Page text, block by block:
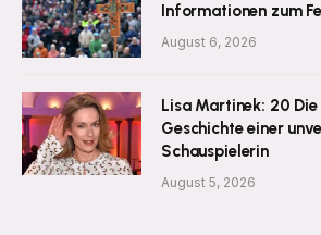
Informationen zum
August 6, 2026
Lisa Martinek: 20
Geschichte einer
Schauspielerin
August 5, 2026